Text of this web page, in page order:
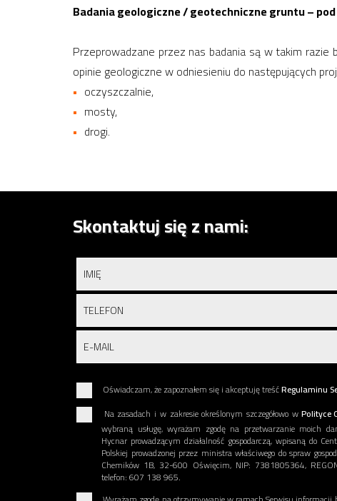
Badania geologiczne / geotechniczne gruntu –
Przeprowadzane przez nas badania są w takim
opinie geologiczne w odniesieniu do następujących
oczyszczalnie,
mosty,
drogi.
Skontaktuj się z nami:
Oświadczam, że zapoznałem się i akceptuję treśćRegulaminu
Na zasadach i w zakresie określonym szczegółowo wPolityce
wybraną usługę, wyrażam zgodę na przetwarzanie moich
Hycnar prowadzącym działalność gospodarczą, wpisaną do
Polskiej prowadzonej przez ministra właściwego do spraw
Chemików 1B, 32-600 Oświęcim, NIP: 7381805364,
telefon: 607 138 965.